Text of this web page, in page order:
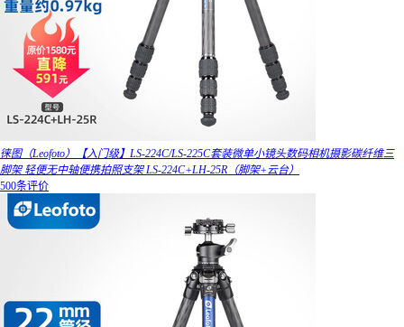
徕图（Leofoto）【入门级】LS-224C/LS-225C套装微单小镜头数码相机摄影碳纤维三
脚架 轻便无中轴便携拍照支架 LS-224C+LH-25R（脚架+云台）
500条评价